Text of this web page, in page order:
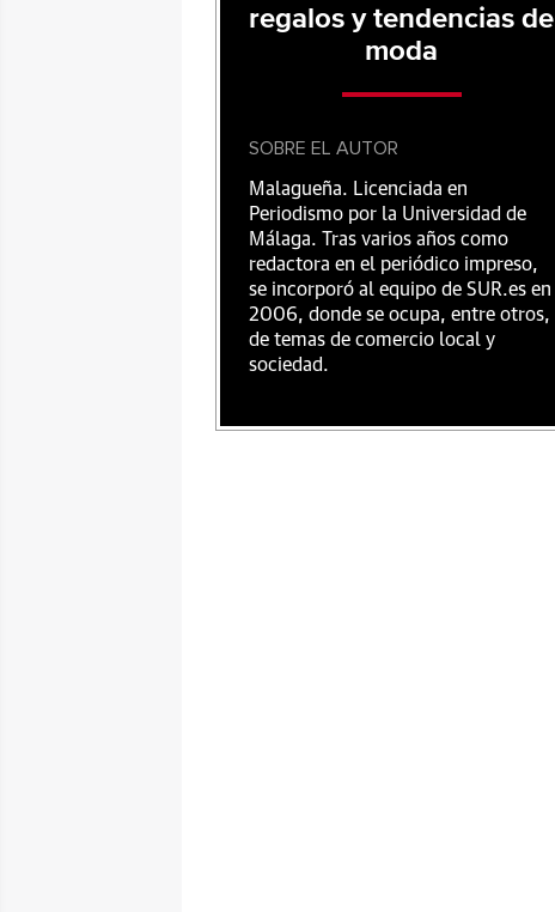
regalos y tendencias de
moda
SOBRE EL AUTOR
Malagueña. Licenciada en
Periodismo por la Universidad de
Málaga. Tras varios años como
redactora en el periódico impreso,
se incorporó al equipo de SUR.es en
2006, donde se ocupa, entre otros,
de temas de comercio local y
sociedad.